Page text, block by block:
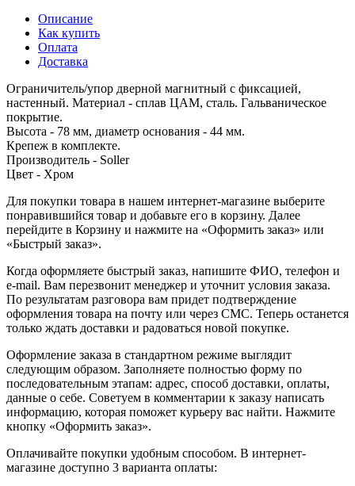
Описание
Как купить
Оплата
Доставка
Ограничитель/упор дверной магнитный с фиксацией,
настенный. Материал - сплав ЦАМ, сталь. Гальваническое
покрытие.
Высота - 78 мм, диаметр основания - 44 мм.
Крепеж в комплекте.
Производитель - Soller
Цвет - Хром
Для покупки товара в нашем интернет-магазине выберите
понравившийся товар и добавьте его в корзину. Далее
перейдите в Корзину и нажмите на «Оформить заказ» или
«Быстрый заказ».
Когда оформляете быстрый заказ, напишите ФИО, телефон и
e-mail. Вам перезвонит менеджер и уточнит условия заказа.
По результатам разговора вам придет подтверждение
оформления товара на почту или через СМС. Теперь останется
только ждать доставки и радоваться новой покупке.
Оформление заказа в стандартном режиме выглядит
следующим образом. Заполняете полностью форму по
последовательным этапам: адрес, способ доставки, оплаты,
данные о себе. Советуем в комментарии к заказу написать
информацию, которая поможет курьеру вас найти. Нажмите
кнопку «Оформить заказ».
Оплачивайте покупки удобным способом. В интернет-
магазине доступно 3 варианта оплаты: